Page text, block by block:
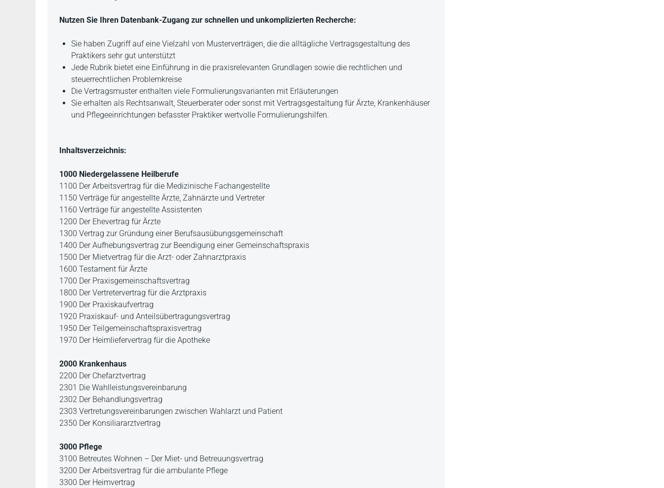
Nutzen Sie Ihren Datenbank-Zugang zur schnellen und unkomplizierten Recherche:
Sie haben Zugriff auf eine Vielzahl von Musterverträgen, die die alltägliche Vertragsgestaltung des
Praktikers sehr gut unterstützt
Jede Rubrik bietet eine Einführung in die praxisrelevanten Grundlagen sowie die rechtlichen und
steuerrechtlichen Problemkreise
Die Vertragsmuster enthalten viele Formulierungsvarianten mit Erläuterungen
Sie erhalten als Rechtsanwalt, Steuerberater oder sonst mit Vertragsgestaltung für Ärzte, Krankenhäuser
und Pflegeeinrichtungen befasster Praktiker wertvolle Formulierungshilfen.
Inhaltsverzeichnis:
1000 Niedergelassene Heilberufe
1100 Der Arbeitsvertrag für die Medizinische Fachangestellte
1150 Verträge für angestellte Ärzte, Zahnärzte und Vertreter
1160 Verträge für angestellte Assistenten
1200 Der Ehevertrag für Ärzte
1300 Vertrag zur Gründung einer Berufsausübungsgemeinschaft
1400 Der Aufhebungsvertrag zur Beendigung einer Gemeinschaftspraxis
1500 Der Mietvertrag für die Arzt- oder Zahnarztpraxis
1600 Testament für Ärzte
1700 Der Praxisgemeinschaftsvertrag
1800 Der Vertretervertrag für die Arztpraxis
1900 Der Praxiskaufvertrag
1920 Praxiskauf- und Anteilsübertragungsvertrag
1950 Der Teilgemeinschaftspraxisvertrag
1970 Der Heimliefervertrag für die Apotheke
2000 Krankenhaus
2200 Der Chefarztvertrag
2301 Die Wahlleistungsvereinbarung
2302 Der Behandlungsvertrag
2303 Vertretungsvereinbarungen zwischen Wahlarzt und Patient
2350 Der Konsiliararztvertrag
3000 Pflege
3100 Betreutes Wohnen – Der Miet- und Betreuungsvertrag
3200 Der Arbeitsvertrag für die ambulante Pflege
3300 Der Heimvertrag